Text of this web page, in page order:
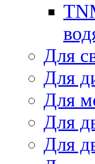
Для
Для
Для
Для
Для